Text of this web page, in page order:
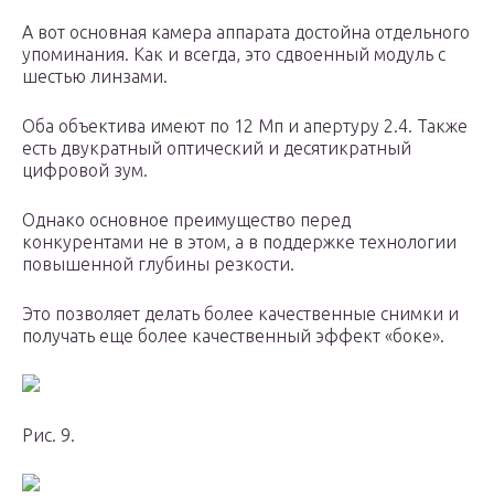
А вот основная камера аппарата достойна отдельного
упоминания. Как и всегда, это сдвоенный модуль с
шестью линзами.
Оба объектива имеют по 12 Мп и апертуру 2.4. Также
есть двукратный оптический и десятикратный
цифровой зум.
Однако основное преимущество перед
конкурентами не в этом, а в поддержке технологии
повышенной глубины резкости.
Это позволяет делать более качественные снимки и
получать еще более качественный эффект «боке».
Рис. 9.